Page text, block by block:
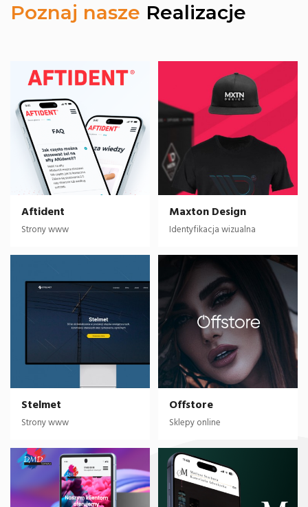
Poznaj nasze Realizacje
Aftident
Strony www
Maxton Design
Identyfikacja wizualna
Stelmet
Strony www
Offstore
Sklepy online